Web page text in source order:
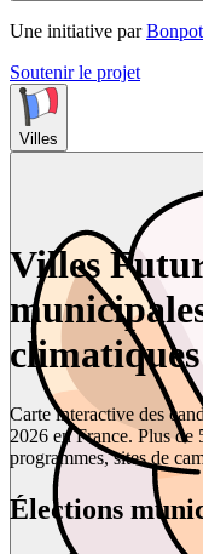
Une initiative par
Soutenir le projet
Villes
Villes
climatiques
Carte interactive des
2026 en France. Plus de
programmes, sites de
Élections